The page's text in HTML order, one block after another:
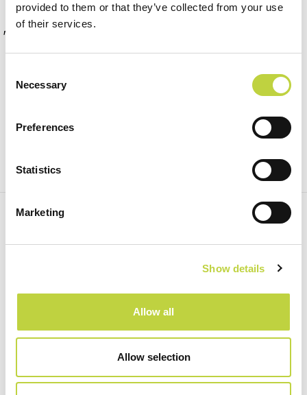
provided to them or that they’ve collected from your use
of their services.
Selection
Necessary
Preferences
Statistics
Marketing
Show details
Allow all
Allow selection
"Gli orari di lavoro possono variare."
ISCRIVITI ALLA NEWSLETTER PER RICEVERE LE
Iscriviti
SOCIAL